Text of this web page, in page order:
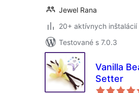
Jewel Rana
20+ aktívnych inštalácií
Testované s 7.0.3
Vanilla
Setter